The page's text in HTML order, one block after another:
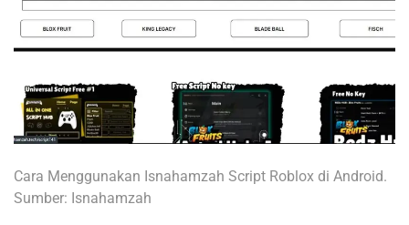
Cara Menggunakan Isnahamzah Script Roblox di Android.
Sumber: Isnahamzah